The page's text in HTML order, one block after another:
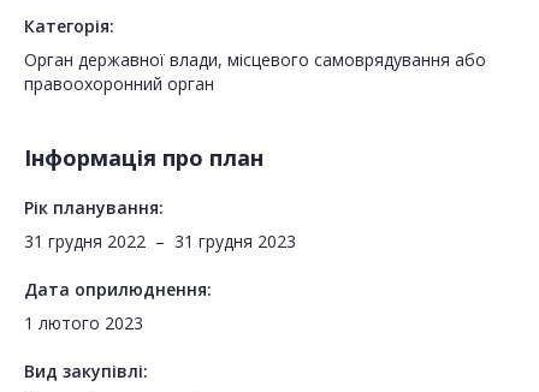
Категорія:
Орган державної влади, місцевого самоврядування або
правоохоронний орган
Інформація про план
Рік планування:
31 грудня 2022 – 31 грудня 2023
Дата оприлюднення:
1 лютого 2023
Вид закупівлі: